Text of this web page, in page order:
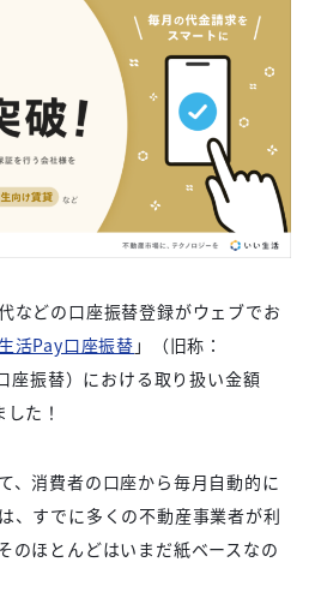
などの口座振替登録がウェブでお
活Pay口座振替 」（旧称：
振替）における取り扱い金額
た！
、消費者の口座から毎月自動的に
、すでに多くの不動産事業者が利
のほとんどはいまだ紙ベースなの